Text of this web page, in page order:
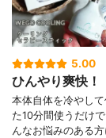
5.00
ひんやり爽快！
本体自体を冷やし
た10分間使うだけ
んなお悩みのある